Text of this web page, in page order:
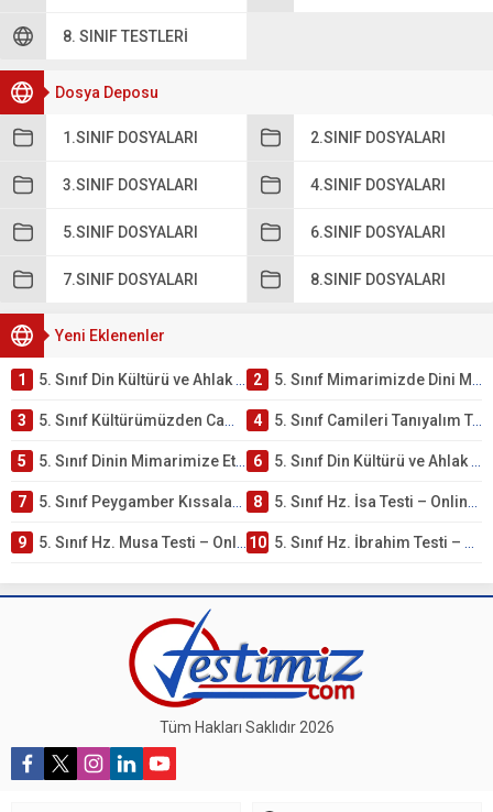
8. SINIF TESTLERI
Dosya Deposu
1.SINIF DOSYALARI 2.SINIF DOSYALARI
3.SINIF DOSYALARI 4.SINIF DOSYALARI
5.SINIF DOSYALARI 6.SINIF DOSYALARI
7.SINIF DOSYALARI 8.SINIF DOSYALARI
Yeni Eklenenler
1 5. Sınıf Din Kültürü ve Ahlak Bilgisi 4. Ünite: Mimarimizde Dini Motifler Çalışmaları 2 5. Sınıf Mimarimizde Dini Motifler Ünite Testi – Online Çöz
3 5. Sınıf Kültürümüzden Cami Örnekleri Testi – Online Çöz 4 5. Sınıf Camileri Tanıyalım Testi – Online Çöz
5 5. Sınıf Dinin Mimarimize Etkisi Testi – Online Çöz 6 5. Sınıf Din Kültürü ve Ahlak Bilgisi 4. Ünite: Peygamber Kıssaları Çalışmaları
7 5. Sınıf Peygamber Kıssaları Ünite Testi – Online Çöz 8 5. Sınıf Hz. İsa Testi – Online Çöz
9 5. Sınıf Hz. Musa Testi – Online Çöz 10 5. Sınıf Hz. İbrahim Testi – Online Çöz
Tüm Hakları Saklıdır 2026